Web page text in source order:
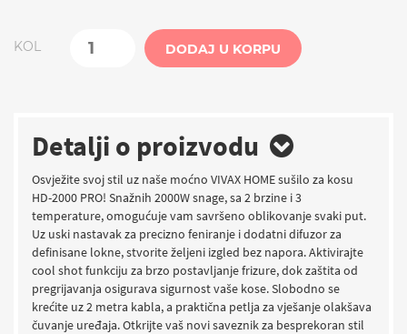
KOL DODAJ U KORPU
Detalji o proizvodu
Osvježite svoj stil uz naše moćno VIVAX HOME sušilo za kosu
HD-2000 PRO! Snažnih 2000W snage, sa 2 brzine i 3
temperature, omogućuje vam savršeno oblikovanje svaki put.
Uz uski nastavak za precizno feniranje i dodatni difuzor za
definisane lokne, stvorite željeni izgled bez napora. Aktivirajte
cool shot funkciju za brzo postavljanje frizure, dok zaštita od
pregrijavanja osigurava sigurnost vaše kose. Slobodno se
krećite uz 2 metra kabla, a praktična petlja za vješanje olakšava
čuvanje uređaja. Otkrijte vaš novi saveznik za besprekoran stil